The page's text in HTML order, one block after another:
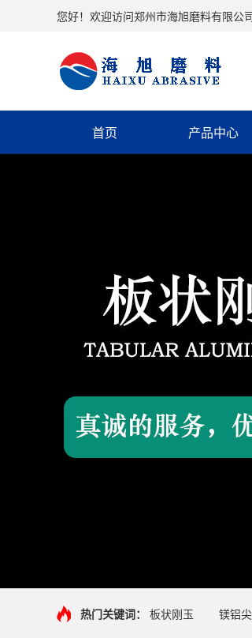
您好！欢迎访问郑州市海旭磨料有限公
首页 产品中心
热门关键词： 板状刚玉 镁铝